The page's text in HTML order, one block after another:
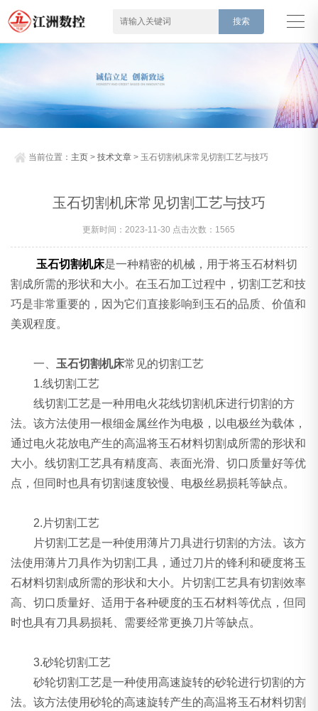
当前位置： 主页 >技术文章 > 玉石切割机床常见切割工艺与技巧
玉石切割机床常见切割工艺与技巧
更新时间：2023-11-30 点击次数：1565
玉石切割机床是一种精密的机械，用于将玉石材料切
割成所需的形状和大小。在玉石加工过程中，切割工艺和技
巧是非常重要的，因为它们直接影响到玉石的品质、价值和
美观程度。
一、 玉石切割机床常见的切割工艺
1.线切割工艺
线切割工艺是一种用电火花线切割机床进行切割的方
法。该方法使用一根细金属丝作为电极，以电极丝为载体，
通过电火花放电产生的高温将玉石材料切割成所需的形状和
大小。线切割工艺具有精度高、表面光滑、切口质量好等优
点，但同时也具有切割速度较慢、电极丝易损耗等缺点。
2.片切割工艺
片切割工艺是一种使用薄片刀具进行切割的方法。该方
法使用薄片刀具作为切割工具，通过刀片的锋利和硬度将玉
石材料切割成所需的形状和大小。片切割工艺具有切割效率
高、切口质量好、适用于各种硬度的玉石材料等优点，但同
时也具有刀具易损耗、需要经常更换刀片等缺点。
3.砂轮切割工艺
砂轮切割工艺是一种使用高速旋转的砂轮进行切割的方
法。该方法使用砂轮的高速旋转产生的高温将玉石材料切割